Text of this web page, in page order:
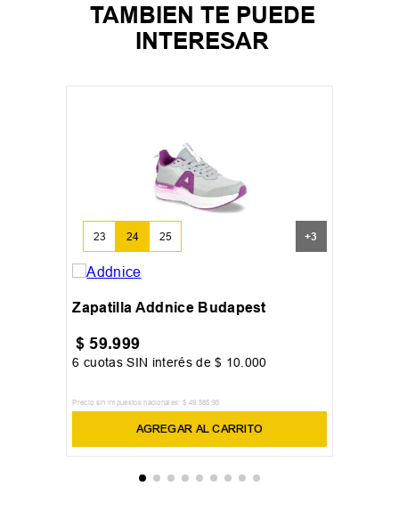
TAMBIEN TE PUEDE
INTERESAR
23 24 25 +3
Zapatilla Addnice Budapest
$ 59.999
6 cuotas SIN interés de$ 10 000
Precio sin impuestos nacionales: $ 49.585 ,95
AGREGAR AL CARRITO